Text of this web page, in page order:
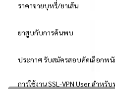
ราคาขายบุหรี่/ยาเส้น
ยาสูบกับการค้นพบ
ประกาศ รับสมัครสอบคัดเลือกพนั
การใช้งาน SSL-VPN User สำหรั